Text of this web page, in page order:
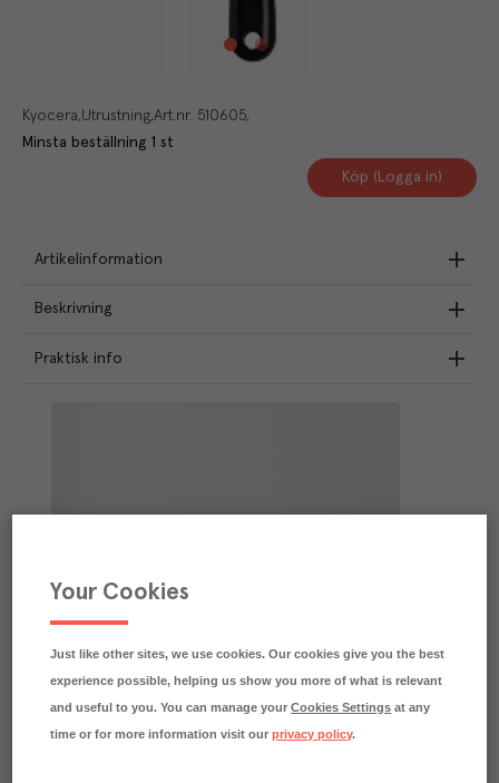
Kyocera Utrustning Art.nr. 510605
Minsta beställning 1 st
Köp (Logga in)
Artikelinformation
Beskrivning
Praktisk info
Your Cookies
Just like other sites, we use cookies. Our cookies give you the best
experience possible, helping us show you more of what is relevant
and useful to you. You can manage yourCookies Settings at any
time or for more information visit ourprivacy policy.